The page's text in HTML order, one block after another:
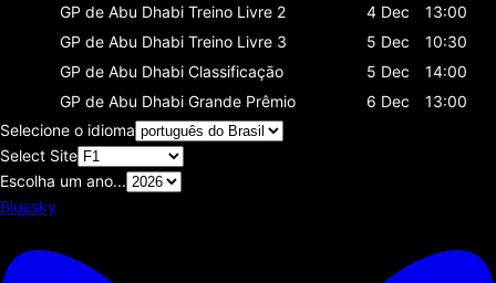
GP de Abu Dhabi Treino Livre 2 4 Dec
13:00
GP de Abu Dhabi Treino Livre 3 5 Dec
10:30
GP de Abu Dhabi Classificaçāo 5 Dec
14:00
GP de Abu Dhabi Grande Prêmio 6 Dec
13:00
Selecione o idioma
Select Site
Escolha um ano...
Bluesky